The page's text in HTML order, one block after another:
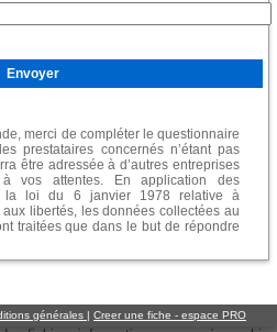
merci de compléter le questionnaire
prestataires concernés n’étant pas
être adressée à d’autres entreprises
vos attentes. En application des
la loi du 6 janvier 1978 relative à
libertés, les données collectées au
traitées que dans le but de répondre
générales | Creer une fiche - espace PRO